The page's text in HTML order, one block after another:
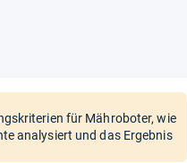
für Mähroboter, wie
analysiert und das Ergebnis